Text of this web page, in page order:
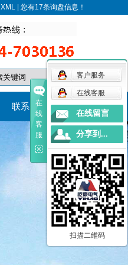
XML 您有17条询盘信息！
联系我们
联系我们
地理位置
在
线
客
服
客户服务
在线客服
在线留言
分享到...
扫描二维码